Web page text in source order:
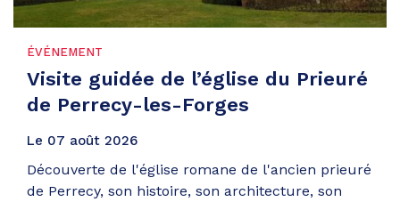
ÉVÉNEMENT
Visite guidée de l’église du Prieuré
de Perrecy-les-Forges
Le 07 août 2026
Découverte de l'église romane de l'ancien prieuré
de Perrecy, son histoire, son architecture, son